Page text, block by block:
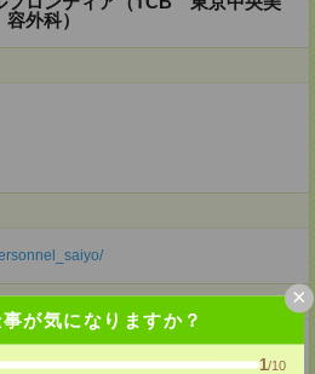
が気になりますか？
1/10
×
容外科）
ットライフ・JTB新宿スクエア 7F